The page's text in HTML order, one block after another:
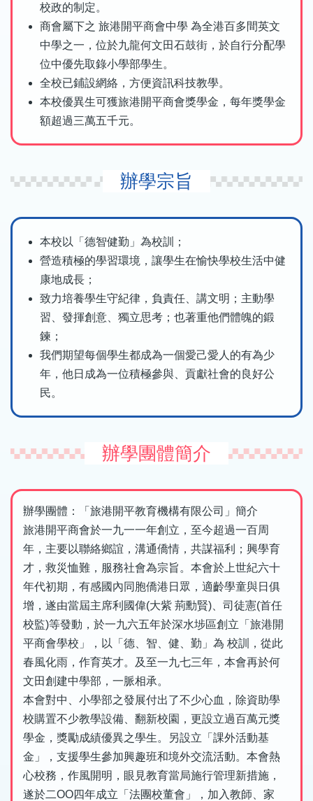
校政的制定。
商會屬下之 旅港開平商會中學 為全港百多間英文
中學之一，位於九龍何文田石鼓街，於自行分配學
位中優先取錄小學部學生。
全校已鋪設網絡，方便資訊科技教學。
本校優異生可獲旅港開平商會獎學金，每年獎學金
額超過三萬五千元。
辦學宗旨
本校以「德智健勤」為校訓；
營造積極的學習環境，讓學生在愉快學校生活中健
康地成長；
致力培養學生守紀律，負責任、講文明；主動學
習、發揮創意、獨立思考；也著重他們體魄的鍛
鍊；
我們期望每個學生都成為一個愛己愛人的有為少
年，他日成為一位積極參與、貢獻社會的良好公
民。
辦學團體簡介
辦學團體：「旅港開平教育機構有限公司」簡介
旅港開平商會於一九一一年創立，至今超過一百周
年，主要以聯絡鄉誼，溝通僑情，共謀福利；興學育
才，救災恤難，服務社會為宗旨。本會於上世紀六十
年代初期，有感國內同胞僑港日眾，適齡學童與日俱
增，遂由當屆主席利國偉(大紫 荊勳賢)、司徒憲(首任
校監)等發動，於一九六五年於深水埗區創立「旅港開
平商會學校」，以「德、智、健、勤」為 校訓，從此
春風化雨，作育英才。及至一九七三年，本會再於何
文田創建中學部，一脈相承。
本會對中、小學部之發展付出了不少心血，除資助學
校購置不少教學設備、翻新校園，更設立過百萬元獎
學金，獎勵成績優異之學生。另設立「課外活動基
金」，支援學生參加興趣班和境外交流活動。本會熱
心校務，作風開明，眼見教育當局施行管理新措施，
遂於二OO四年成立「法團校董會」，加入教師、家